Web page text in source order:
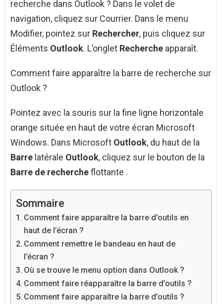
recherche dans Outlook ? Dans le volet de
navigation, cliquez sur Courrier. Dans le menu
Modifier, pointez sur Rechercher, puis cliquez sur
Éléments Outlook. L’onglet Recherche apparaît.
Comment faire apparaître la barre de recherche sur
Outlook ?
Pointez avec la souris sur la fine ligne horizontale
orange située en haut de votre écran Microsoft
Windows. Dans Microsoft Outlook, du haut de la
Barre latérale Outlook, cliquez sur le bouton de la
Barre de rechercheflottante .
Sommaire
Comment faire apparaître la barre d’outils en
haut de l’écran ?
Comment remettre le bandeau en haut de
l’écran ?
Où se trouve le menu option dans Outlook ?
Comment faire réapparaître la barre d’outils ?
Comment faire apparaître la barre d’outils ?